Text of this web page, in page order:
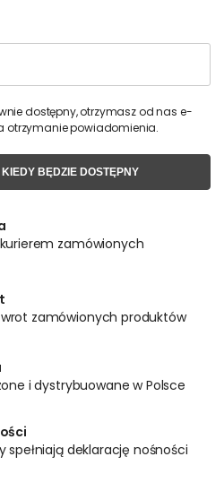
dostępny, otrzymasz od nas e-
otrzymanie powiadomienia.
BĘDZIE DOSTĘPNY
zamówionych
zamówionych produktów
i dystrybuowane w Polsce
spełniają deklarację nośności